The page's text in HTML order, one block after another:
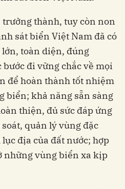
trưởng thành, tuy còn non
sát biển Việt Nam đã có
toàn diện, đúng
đi vững chắc về mọi
để hoàn thành tốt nhiệm
biển; khả năng sẵn sàng
thiện, đủ sức đáp ứng
quản lý vùng đặc
địa của đất nước; hợp
những vùng biển xa kịp